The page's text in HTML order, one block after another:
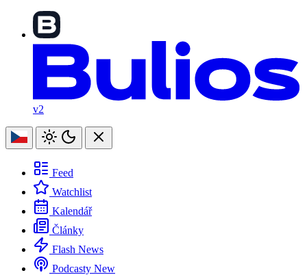
v2
Feed
Watchlist
Kalendář
Články
Flash News
Podcasty New